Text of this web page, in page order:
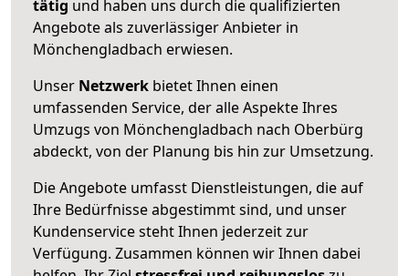
tätig und haben uns durch die qualifizierten
Angebote als zuverlässiger Anbieter in
Mönchengladbach erwiesen.
Unser Netzwerk bietet Ihnen einen
umfassenden Service, der alle Aspekte Ihres
Umzugs von Mönchengladbach nach Oberbürg
abdeckt, von der Planung bis hin zur Umsetzung.
Die Angebote umfasst Dienstleistungen, die auf
Ihre Bedürfnisse abgestimmt sind, und unser
Kundenservice steht Ihnen jederzeit zur
Verfügung. Zusammen können wir Ihnen dabei